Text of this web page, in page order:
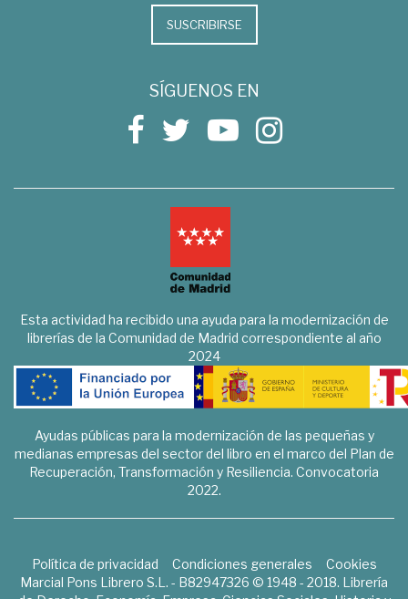
SUSCRIBIRSE
SÍGUENOS EN
Esta actividad ha recibido una ayuda para la modernización de
librerías de la Comunidad de Madrid correspondiente al año
2024
Ayudas públicas para la modernización de las pequeñas y
medianas empresas del sector del libro en el marco del Plan de
Recuperación, Transformación y Resiliencia. Convocatoria
2022.
Política de privacidad Condiciones generales
Cookies
Marcial Pons Librero S.L. - B82947326 © 1948 - 2018. Librería